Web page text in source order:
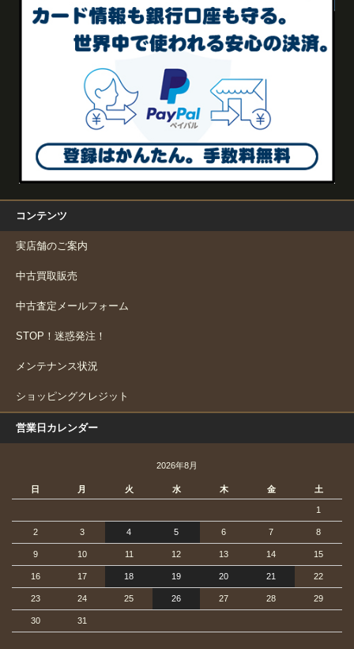
コンテンツ
実店舗のご案内
中古買取販売
中古査定メールフォーム
STOP！迷惑発注！
メンテナンス状況
ショッピングクレジット
営業日カレンダー
2026年8月
日 月 火 水 木 金 土
1
2 3 4 5 6 7 8
9 10 11 12 13 14 15
16 17 18 19 20 21 22
23 24 25 26 27 28 29
30 31